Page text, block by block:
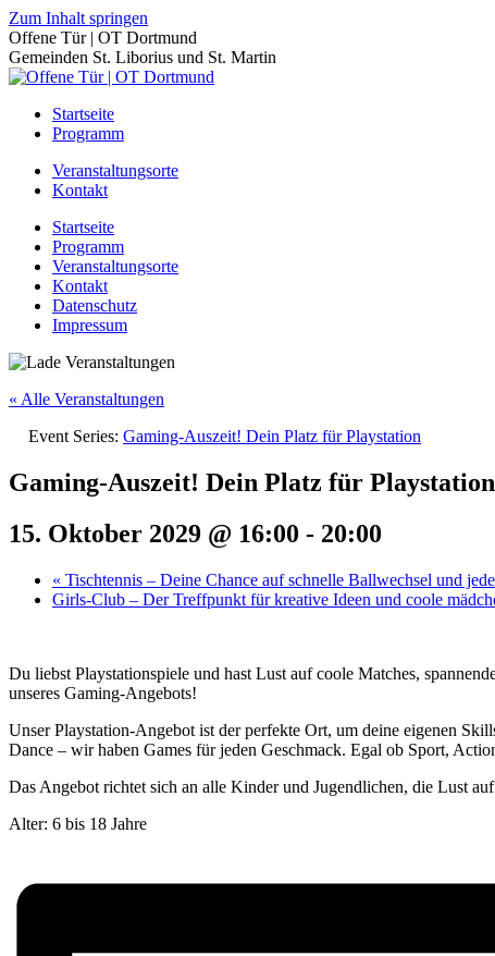
Zum Inhalt springen
Offene Tür | OT Dortmund
Gemeinden St. Liborius und St. Martin
Startseite
Programm
Veranstaltungsorte
Kontakt
Startseite
Programm
Veranstaltungsorte
Kontakt
Datenschutz
Impressum
« Alle Veranstaltungen
Event Series: Gaming-Auszeit! Dein Platz für Playstation
Gaming-Auszeit! Dein Platz für Playstation
15. Oktober 2029 @ 16:00 - 20:00
« Tischtennis – Deine Chance auf schnelle Ballwechsel und
Girls-Club – Der Treffpunkt für kreative Ideen und coole
Du liebst Playstationspiele und hast Lust auf coole Matches,
unseres Gaming-Angebots!
Unser Playstation-Angebot ist der perfekte Ort, um deine eigenen
Dance – wir haben Games für jeden Geschmack. Egal ob Sport,
Das Angebot richtet sich an alle Kinder und Jugendlichen, die Lust
Alter: 6 bis 18 Jahre